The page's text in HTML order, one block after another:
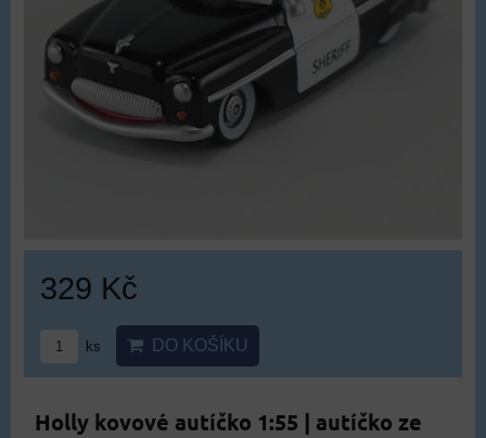
329 Kč
ks DO KOŠÍKU
Holly kovové autíčko 1:55 | autíčko ze